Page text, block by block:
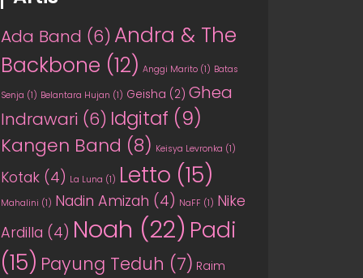
Ada Band (6) Andra & The
Backbone (12) Anggi Marito (1) Batas
Senja (1) Belantara Hujan (1) Geisha (2) Ghea
Indrawari (6) Idgitaf (9)
Kangen Band (8) Keisya Levronka (1)
Kotak (4) La Luna (1) Letto (15)
Mahalini (1) Nadin Amizah (4) NaFF (1) Nike
Ardilla (4) Noah (22) Padi
(15) Payung Teduh (7) Raim